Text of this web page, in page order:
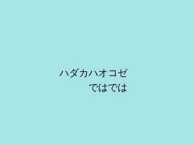
                    ハダカハオコゼ
ではでは